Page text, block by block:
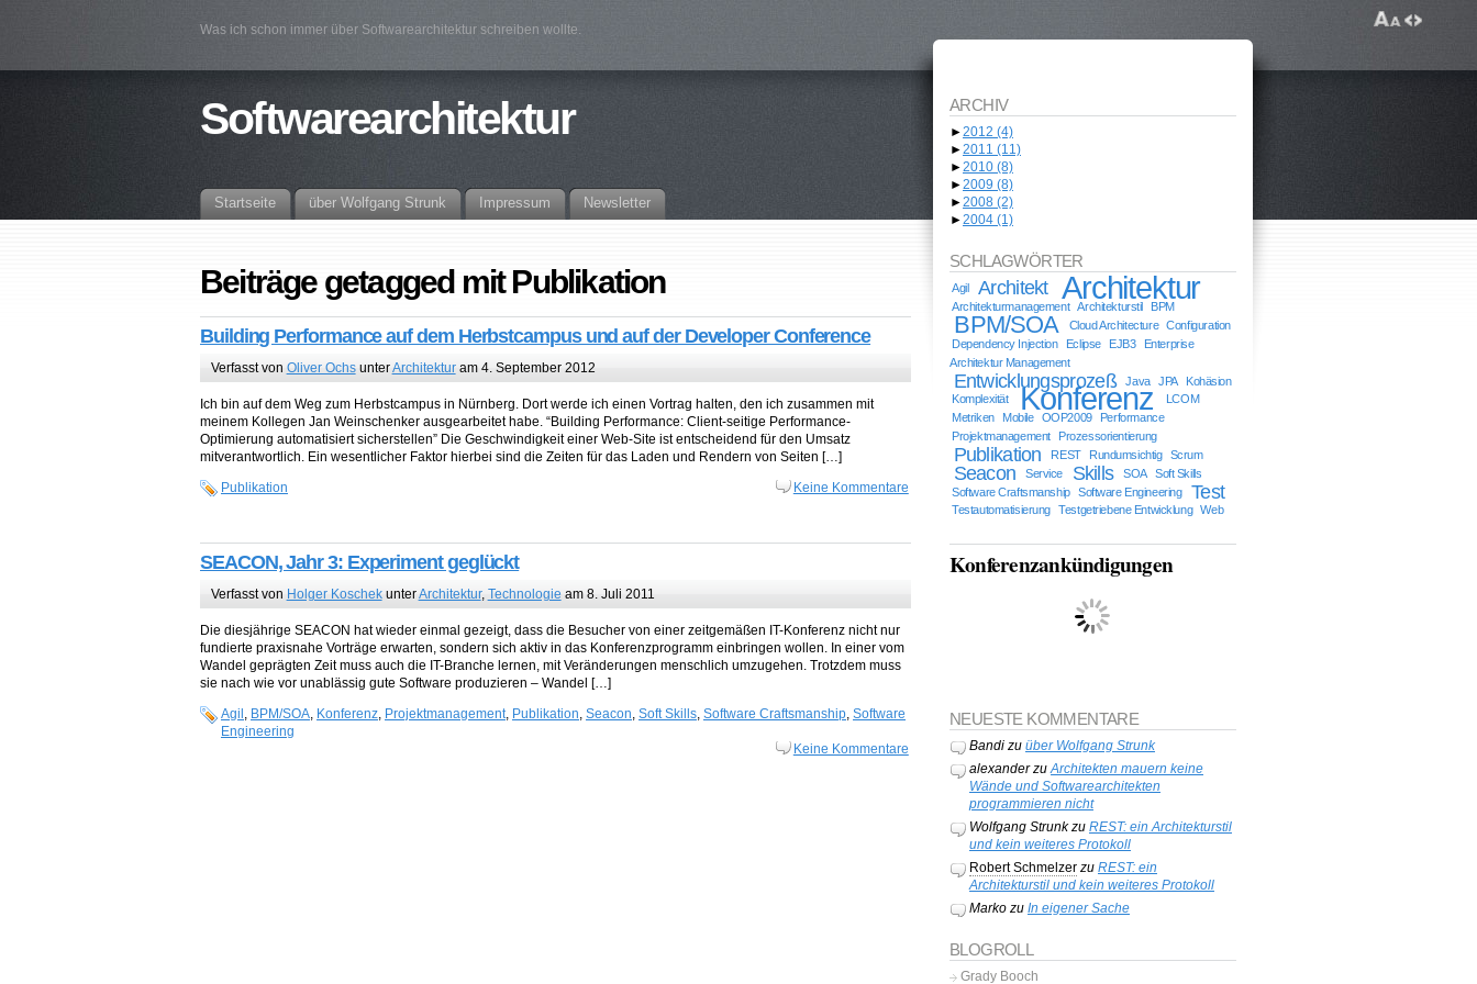
Was ich schon immer über Softwarearchitektur schreiben wollte.
Softwarearchitektur
Startseite über Wolfgang Strunk Impressum Newsletter
Beiträge getagged mit Publikation
Building Performance auf dem Herbstcampus und auf der Developer Conference
Verfasst von Oliver OchsunterArchitekturam 4. September 2012
Ich bin auf dem Weg zum Herbstcampus in Nürnberg. Dort werde ich einen Vortrag halten, den ich zusammen mit
meinem Kollegen Jan Weinschenker ausgearbeitet habe. “Building Performance: Client-seitige Performance-
Optimierung automatisiert sicherstellen” Die Geschwindigkeit einer Web-Site ist entscheidend für den Umsatz
mitverantwortlich. Ein wesentlicher Faktor hierbei sind die Zeiten für das Laden und Rendern von Seiten […]
Publikation
Keine Kommentare
SEACON, Jahr 3: Experiment geglückt
Verfasst von Holger KoschekunterArchitektur, Technologieam 8. Juli 2011
Die diesjährige SEACON hat wieder einmal gezeigt, dass die Besucher von einer zeitgemäßen IT-Konferenz nicht nur
fundierte praxisnahe Vorträge erwarten, sondern sich aktiv in das Konferenzprogramm einbringen wollen. In einer vom
Wandel geprägten Zeit muss auch die IT-Branche lernen, mit Veränderungen menschlich umzugehen. Trotzdem muss
sie nach wie vor unablässig gute Software produzieren – Wandel […]
Agil BPM/SOA Konferenz Projektmanagement Publikation Seacon Soft Skills Software Craftsmanship Software
Engineering
Keine Kommentare
ARCHIV
►2012 (4)
►2011 (11)
►2010 (8)
►2009 (8)
►2008 (2)
►2004 (1)
SCHLAGWÖRTER
Agil Architekt Architektur
Architekturmanagement Architekturstil BPM
BPM/SOA Cloud Architecture
Configuration
Dependency Injection
Eclipse EJB3
Enterprise
Architektur Management
Entwicklungsprozeß Java JPA
Kohäsion
Komplexität
Konferenz
LCOM
Metriken
Mobile OOP2009
Performance
Projektmanagement
Prozessorientierung
Publikation REST Rundumsichtig Scrum
Seacon Service Skills SOA
Soft Skills
Software Craftsmanship
Software Engineering Test
Testautomatisierung Testgetriebene Entwicklung Web
Konferenzankündigungen
NEUESTE KOMMENTARE
Bandizu über Wolfgang Strunk
alexanderzuArchitekten mauern keine
Wände und Softwarearchitekten
programmieren nicht
Wolfgang Strunkzu REST: ein Architekturstil
und kein weiteres Protokoll
Robert Schmelzerzu REST: ein
Architekturstil und kein weiteres Protokoll
Markozu In eigener Sache
BLOGROLL
Grady Booch